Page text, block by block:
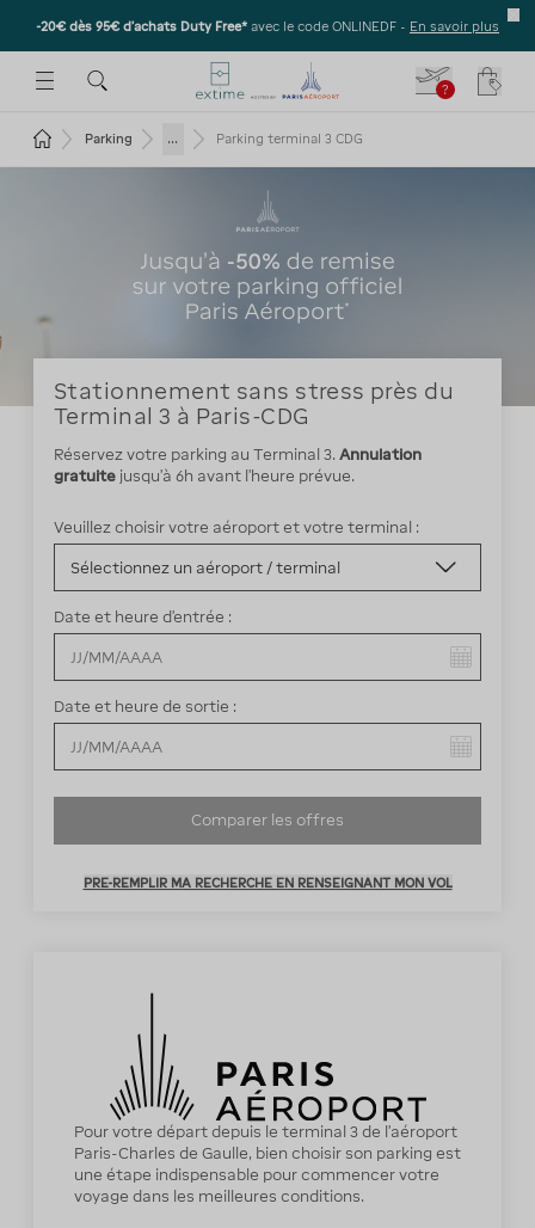
-20€ dès 95€ d’achats Duty Free* avec le code ONLINEDF - En savoir plus
MENU
OUVRIR LE SOUS-MENU
POUR OUVRIR LE SOUS-MENU
?
Revenir à la page d'accueil
Parking ... Parking terminal 3 CDG
Stationnement sans stress près du
Terminal 3 à Paris-CDG
Réservez votre parking au Terminal 3. Annulation
gratuite jusqu'à 6h avant l'heure prévue.
Veuillez choisir votre aéroport et votre terminal :
Date et heure d’entrée :
Date et heure de sortie :
Comparer les offres
PRE-REMPLIR MA RECHERCHE EN RENSEIGNANT MON VOL
Pour votre départ depuis le terminal 3 de l’aéroport
Paris-Charles de Gaulle, bien choisir son parking est
une étape indispensable pour commencer votre
voyage dans les meilleures conditions.